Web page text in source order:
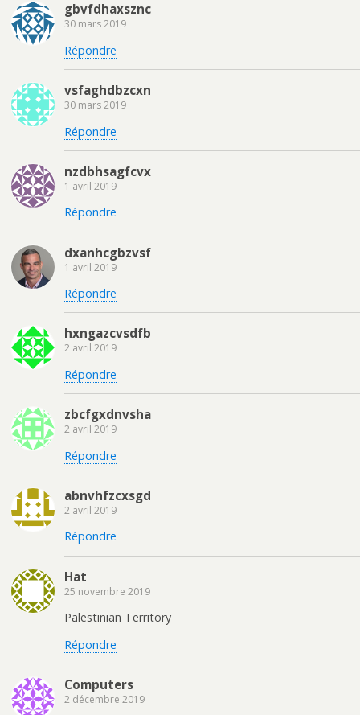
gbvfdhaxsznc
30 mars 2019
Répondre
vsfaghdbzcxn
30 mars 2019
Répondre
nzdbhsagfcvx
1 avril 2019
Répondre
dxanhcgbzvsf
1 avril 2019
Répondre
hxngazcvsdfb
2 avril 2019
Répondre
zbcfgxdnvsha
2 avril 2019
Répondre
abnvhfzcxsgd
2 avril 2019
Répondre
Hat
25 novembre 2019
Palestinian Territory
Répondre
Computers
2 décembre 2019